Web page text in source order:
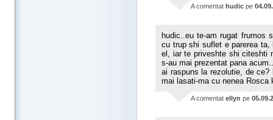
A comentat hudic pe
hudic..eu te-am rugat frumos
cu trup shi suflet e parerea
el, iar te priveshte shi citeshti
s-au mai prezentat pana
ai raspuns la rezolutie, de
mai lasati-ma cu nenea Rosca
A comentat ellyn pe